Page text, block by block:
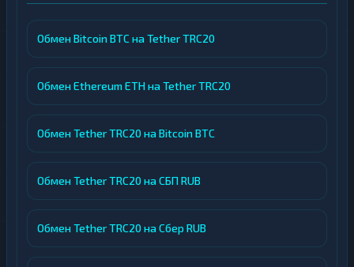
Обмен Bitcoin BTC на Tether TRC20
Обмен Ethereum ETH на Tether TRC20
Обмен Tether TRC20 на Bitcoin BTC
Обмен Tether TRC20 на СБП RUB
Обмен Tether TRC20 на Сбер RUB